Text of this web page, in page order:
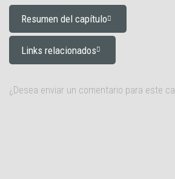
Resumen del capítulo
Links relacionados
¿Desea enviar un comentario para este